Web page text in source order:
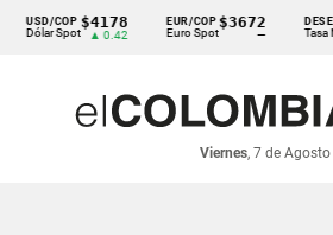
COP
Spot
$4178
▲ 0.42
EUR/COP
Euro Spot
$3672
—
DESEMPLEO
Tasa Nacional
Viernes, 7 de